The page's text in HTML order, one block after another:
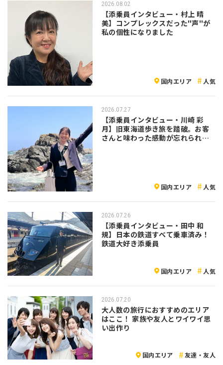
2026.08.02
【添乗員インタビュー・村上 晴
美】コンプレックスだった"声"が
私の個性になりました
国内エリア 人気
2026.07.27
【添乗員インタビュー・川崎 彩
月】旧東海道歩き旅を踏破。お客
さんと味わった感動が忘れられな
国内エリア 人気
2026.07.26
【添乗員インタビュー・田中 和
規】日本の鉄道すべて乗車済み！
鉄道大好き添乗員
国内エリア 人気
2026.07.20
大人数の旅行におすすめのエリア
はここ！ 家族や友人とワイワイ思
い出作り
国内エリア 友達・友人